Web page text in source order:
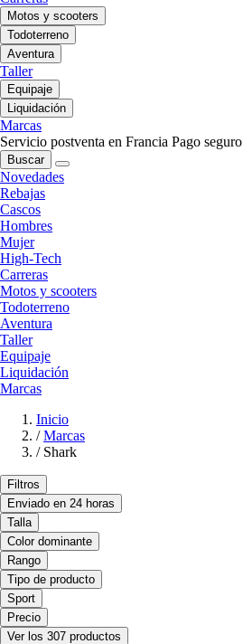
Motos y scooters
Todoterreno
Aventura
Taller
Equipaje
Liquidación
Marcas
Servicio postventa en Francia Pago seguro
Buscar
Novedades
Rebajas
Cascos
Hombres
Mujer
High-Tech
Carreras
Motos y scooters
Todoterreno
Aventura
Taller
Equipaje
Liquidación
Marcas
Inicio
/ Marcas
/ Shark
Filtros
Enviado en 24 horas
Talla
Color dominante
Rango
Tipo de producto
Sport
Precio
Ver los 307 productos